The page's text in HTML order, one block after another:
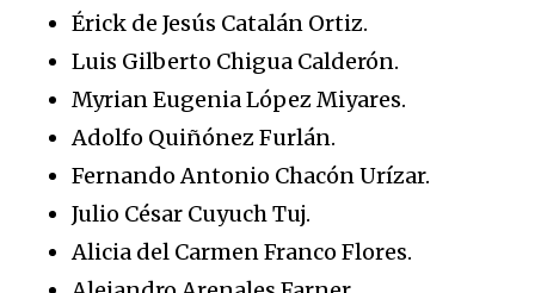
Érick de Jesús Catalán Ortiz.
Luis Gilberto Chigua Calderón.
Myrian Eugenia López Miyares.
Adolfo Quiñónez Furlán.
Fernando Antonio Chacón Urízar.
Julio César Cuyuch Tuj.
Alicia del Carmen Franco Flores.